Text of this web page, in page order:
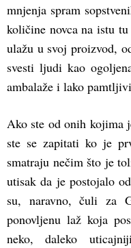
mnjenja spram
količine novca na istu
ulažu u svoj proizvod,
svesti ljudi kao
ambalaže i lako
Ako ste od onih kojima
ste se zapitati ko je
smatraju nečim što je
utisak da je postojalo
su, naravno, čuli za
ponovljenu laž koja
neko, daleko